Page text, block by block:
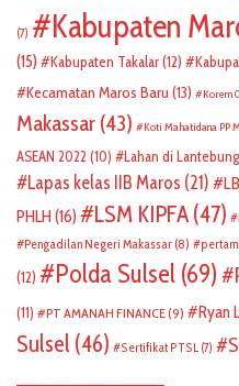
(7) Kabupaten
(15)
Kabupaten Takalar(12)
Kecamatan Maros Baru (13) Korem
Makassar (43) Koti Mahatidana PP
ASEAN 2022 (10) Lahan di Lantebung
Lapas kelas IIB Maros (21)
PHLH (16) LSM KIPFA (47)
Pengadilan Negeri Makassar (8)
(12)
Polda Sulsel (69)
(11)
PT AMANAH FINANCE(9) Ryan
Sulsel (46) Sertifikat PTSL (7)